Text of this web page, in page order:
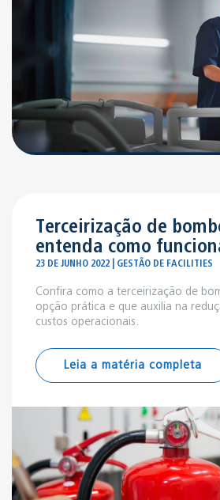
Terceirização de
entenda como
23 DE JUNHO 2022 | GESTÃO DE FACILITIES
Confira como a terceirização de
opção prática e que auxilia na
custos operacionais.
Leia a matéria completa